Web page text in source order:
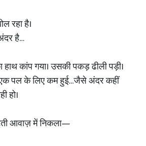
रहा है।
है…
हाथ कांप गया। उसकी पकड़ ढीली पड़ी।
पल के लिए कम हुई…जैसे अंदर कहीं
हो।
आवाज़ में निकला—